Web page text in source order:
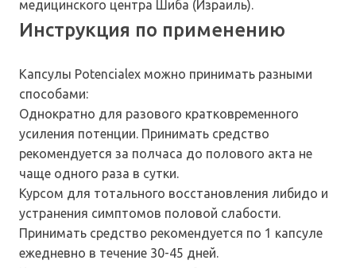
медицинского центра Шиба (Израиль).
Инструкция по применению
Капсулы Potencialex можно принимать разными
способами:
Однократно для разового кратковременного
усиления потенции. Принимать средство
рекомендуется за полчаса до полового акта не
чаще одного раза в сутки.
Курсом для тотального восстановления либидо и
устранения симптомов половой слабости.
Принимать средство рекомендуется по 1 капсуле
ежедневно в течение 30-45 дней.